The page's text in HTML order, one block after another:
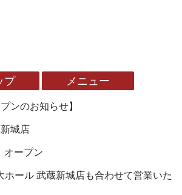
プ メニュー
ンのお知らせ】
城店
オープン
ホール 武蔵新城店も合わせて営業いた